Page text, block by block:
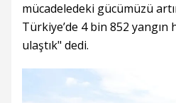
mücadeledeki gücümüzü
Türkiye’de 4 bin 852 yangın
ulaştık" dedi.